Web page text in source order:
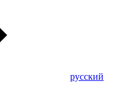
pусский